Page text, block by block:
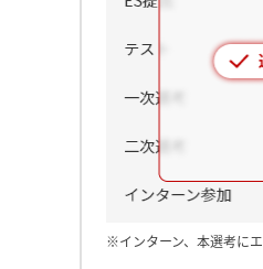
※インターン、本選考に